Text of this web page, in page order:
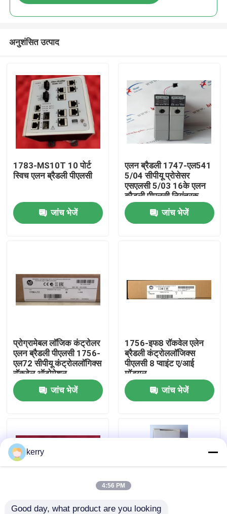
घर
वीडियो
कारखाना भ्रमण
गुणवत्ता नियंत्रण
ब्लॉग
एबीबी 800xa
अनुशंसित उत्पाद
1783-MS10T 10 पोर्ट
स्विच एलन ब्रैडली पीएलसी
जांच भेजें
एलन ब्रैडली 1747-एल541
5/04 सीपीयू प्रोसेसर
एसएलसी 5/03 16के एलन
ब्रैडली पीएलसी नियंत्रक
जांच भेजें
प्रोग्रामेबल लॉजिक कंट्रोलर
एलन ब्रैडली पीएलसी 1756-
एल72 सीपीयू कंट्रोललॉगिक्स
रॉकवेल ऑटोमेशन
जांच भेजें
1756-इफ8 रॉकवेल एलेन
ब्रैडली कंट्रोललॉजिक्स
पीएलसी 8 प्वाइंट ए/आई
मॉड्यूल
जांच भेजें
kerry
4:56 PM
Good day, what product are you looking